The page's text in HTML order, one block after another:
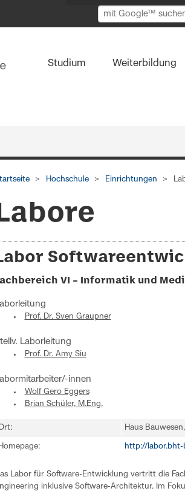
Studium Weiterbildung
Hochschule Einrichtungen
Labore
VI – Informatik und
Prof. Dr. Sven Graupner
Laborleitung
Prof. Dr. Amy Siu
innen
Wolf Gero Eggers
Brian Schüler, M.Eng.
Haus
Homepage: http://labor.bht-
Labor für Software-Entwicklung vertritt die
inklusive Software-Architektur. Im